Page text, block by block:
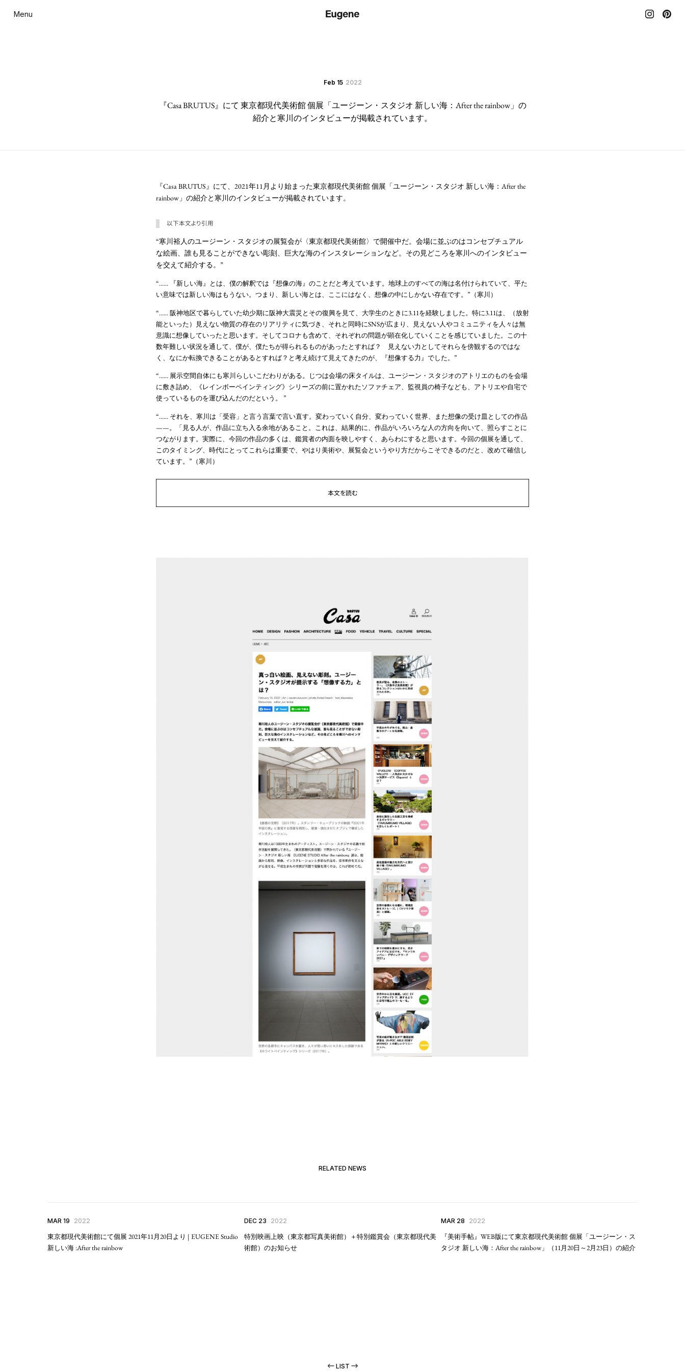
Menu
Feb 15 2022
『Casa BRUTUS』にて 東京都現代美術館 個展「ユージーン・スタジオ 新しい海：After the rainbow」の
紹介と寒川のインタビューが掲載されています。
『Casa BRUTUS』にて、2021年11月より始まった東京都現代美術館 個展「ユージーン・スタジオ 新しい海：After the
rainbow」の紹介と寒川のインタビューが掲載されています。
以下本文より引用
“寒川裕人のユージーン・スタジオの展覧会が〈東京都現代美術館〉で開催中だ。会場に並ぶのはコンセプチュアル
な絵画、誰も見ることができない彫刻、巨大な海のインスタレーションなど。その見どころを寒川へのインタビュー
を交えて紹介する。”
“…… 『新しい海』とは、僕の解釈では『想像の海』のことだと考えています。地球上のすべての海は名付けられていて、平た
い意味では新しい海はもうない。つまり、新しい海とは、ここにはなく、想像の中にしかない存在です。”（寒川）
“…… 阪神地区で暮らしていた幼少期に阪神大震災とその復興を見て、大学生のときに3.11を経験しました。特に3.11は、（放射
能といった）見えない物質の存在のリアリティに気づき、それと同時にSNSが広まり、見えない人やコミュニティを人々は無
意識に想像していったと思います。そしてコロナも含めて、それぞれの問題が顕在化していくことを感じていました。この十
数年難しい状況を通して、僕が、僕たちが得られるものがあったとすれば？ 見えない力としてそれらを傍観するのではな
く、なにか転換できることがあるとすれば？と考え続けて見えてきたのが、『想像する力』でした。”
“…… 展示空間自体にも寒川らしいこだわりがある。じつは会場の床タイルは、ユージーン・スタジオのアトリエのものを会場
に敷き詰め、《レインボーペインティング》シリーズの前に置かれたソファチェア、監視員の椅子なども、アトリエや自宅で
使っているものを運び込んだのだという。 ”
“…… それを、寒川は「受容」と言う言葉で言い直す。変わっていく自分、変わっていく世界、また想像の受け皿としての作品
——。「見る人が、作品に立ち入る余地があること。これは、結果的に、作品がいろいろな人の方向を向いて、照らすことに
つながります。実際に、今回の作品の多くは、鑑賞者の内面を映しやすく、あらわにすると思います。今回の個展を通して、
このタイミング、時代にとってこれらは重要で、やはり美術や、展覧会というやり方だからこそできるのだと、改めて確信し
ています。”（寒川）
本文を読む
RELATED NEWS
MAR 19 2022
東京都現代美術館にて個展 2021年11月20日より | EUGENE Studio
新しい海 :After the rainbow
DEC 23 2022
特別映画上映（東京都写真美術館）＋特別鑑賞会（東京都現代美
術館）のお知らせ
MAR 28 2022
『美術手帖』WEB版にて東京都現代美術館 個展「ユージーン・ス
タジオ 新しい海：After the rainbow」（11月20日～2月23日）の紹介
LIST